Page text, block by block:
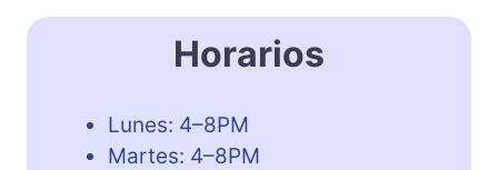
Horarios
Lunes: 4–8PM
Martes: 4–8PM